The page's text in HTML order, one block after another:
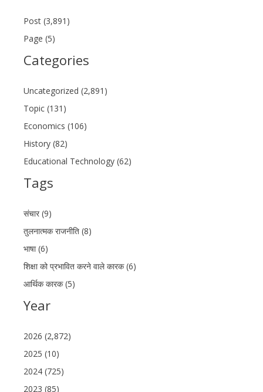
Post (3,891)
Page (5)
Categories
Uncategorized (2,891)
Topic (131)
Economics (106)
History (82)
Educational Technology (62)
Tags
संचार (9)
तुलनात्मक राजनीति (8)
भाषा (6)
शिक्षा को प्रभावित करने वाले कारक (6)
आर्थिक कारक (5)
Year
2026 (2,872)
2025 (10)
2024 (725)
2023 (85)